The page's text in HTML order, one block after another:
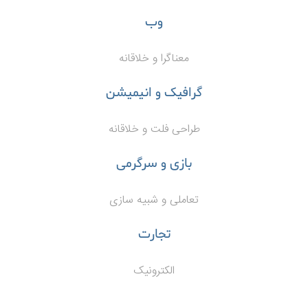
وب
معناگرا و خلاقانه
گرافیک و انیمیشن
طراحی فلت و خلاقانه
بازی و سرگرمی
تعاملی و شبیه سازی
تجارت
الکترونیک